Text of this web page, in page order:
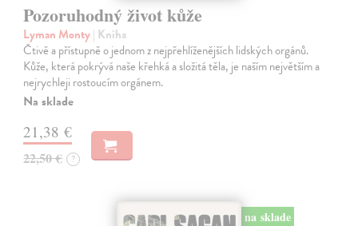
Pozoruhodný život kůže
Lyman Monty| Kniha
Čtivě a přístupně o jednom z nejpřehlíženějších lidských orgánů.
Kůže, která pokrývá naše křehká a složitá těla, je naším největším a
nejrychleji rostoucím orgánem.
Na sklade
21,38 €
22,50 € ?
na sklade